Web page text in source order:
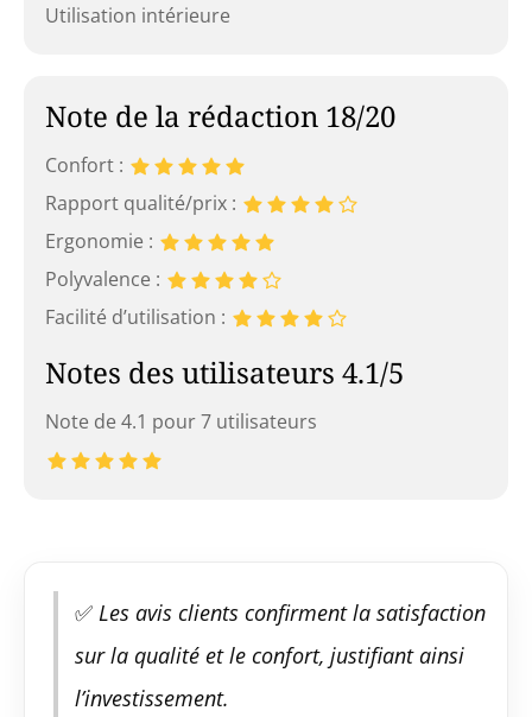
Utilisation intérieure
Note de la rédaction 18/20
Confort :
Rapport qualité/prix :
Ergonomie :
Polyvalence :
Facilité d’utilisation :
Notes des utilisateurs 4.1/5
Note de 4.1 pour 7 utilisateurs
✅ Les avis clients confirment la satisfaction
sur la qualité et le confort, justifiant ainsi
l’investissement.